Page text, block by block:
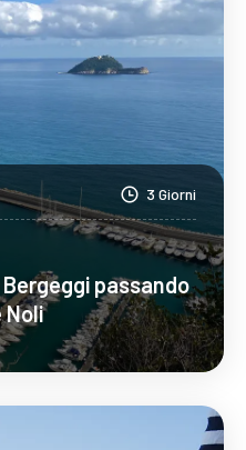
3 Giorni
passando
Noli